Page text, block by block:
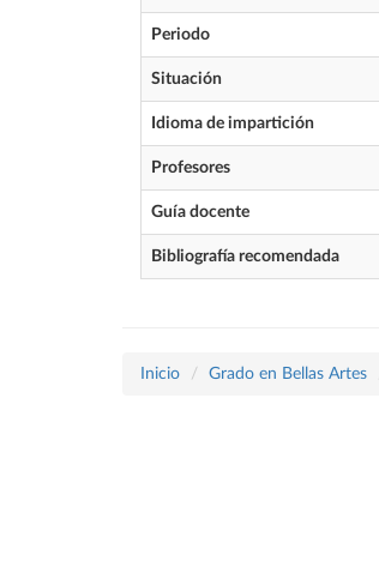
Periodo
Situación
Idioma de impartición
Profesores
Guía docente
Bibliografía recomendada
Inicio Grado en Bellas Artes